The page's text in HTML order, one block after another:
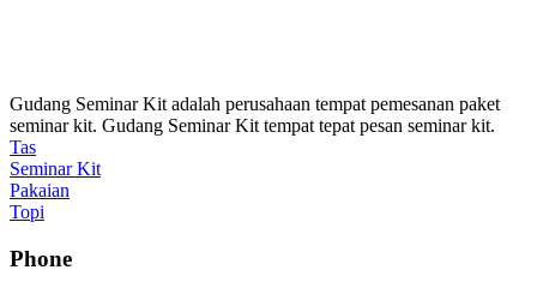
Gudang Seminar Kit adalah perusahaan tempat pemesanan paket
seminar kit. Gudang Seminar Kit tempat tepat pesan seminar kit.
Tas
Seminar Kit
Pakaian
Topi
Phone